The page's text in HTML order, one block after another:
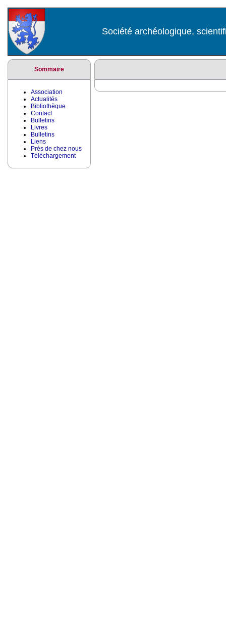
Société archéologique,
Sommaire
Association
Actualités
Bibliothèque
Contact
Bulletins
Livres
Bulletins
Liens
Près de chez nous
Téléchargement